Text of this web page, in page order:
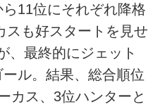
11位にそれぞれ降格
スも好スタートを見せ
、最終的にジェット
ル。結果、総合順位
カス、3位ハンターと